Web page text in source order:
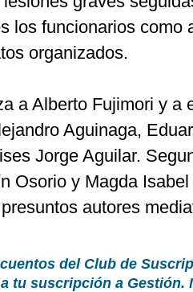
los funcionarios como
organizados.
a Alberto Fujimori y a
Aguinaga,
Jorge Aguilar.
Osorio y Magda
autores
del Club de
tu suscripción a Gestión.